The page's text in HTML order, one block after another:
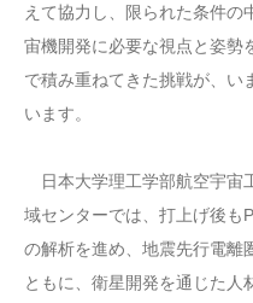
えて協力し、限られた条件の
宙機開発に必要な視点と姿勢
で積み重ねてきた挑戦が、い
います。
日本大学理工学部航空宇宙
域センターでは、打上げ後も
の解析を進め、地震先行電離
ともに、衛星開発を通じた人